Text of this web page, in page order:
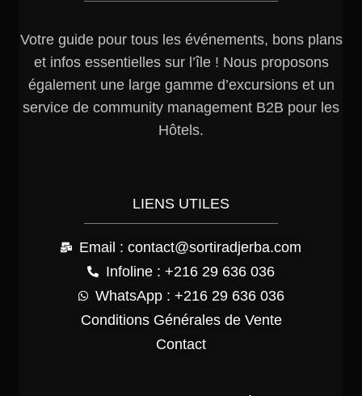
Votre guide pour tous les événements, bons plans
et infos essentielles sur l’île ! Nous proposons
également une large gamme d’excursions et un
service de community management B2B pour les
Hôtels.
LIENS UTILES
Email : contact@sortiradjerba.com
Infoline : +216 29 636 036
WhatsApp : +216 29 636 036
Conditions Générales de Vente
Contact